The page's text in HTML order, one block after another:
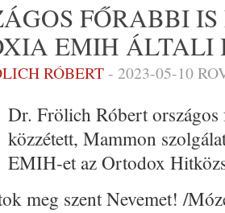
FŐRABBI
EMIH ÁLTALI
RÓBERT- 2023-05-10
Dr. Frölich Róbert országos
közzétett, Mammon
EMIH-et az Ortodox
meg szent Nevemet! /